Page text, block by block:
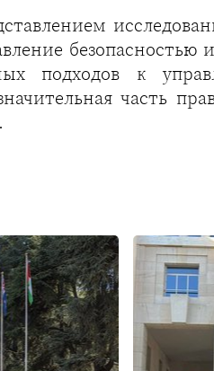
безопасностью
подходов к
часть